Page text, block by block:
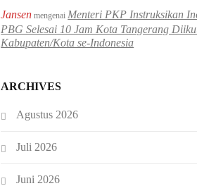
Jansen mengenaiMenteri PKP Instruksikan
PBG Selesai 10 Jam Kota Tangerang
Kabupaten/Kota se-Indonesia
ARCHIVES
Agustus 2026
Juli 2026
Juni 2026